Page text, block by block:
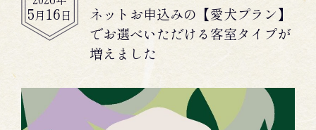
5月16日
ネットお申込みの【愛犬プラン】
でお選べいただける客室タイプが
増えました